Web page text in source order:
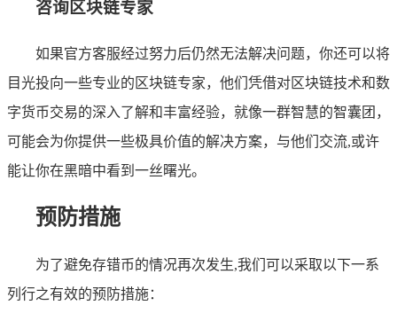
咨询区块链专家
如果官方客服经过努力后仍然无法解决问题，你还可以将
目光投向一些专业的区块链专家，他们凭借对区块链技术和数
字货币交易的深入了解和丰富经验，就像一群智慧的智囊团，
可能会为你提供一些极具价值的解决方案，与他们交流,或许
能让你在黑暗中看到一丝曙光。
预防措施
为了避免存错币的情况再次发生,我们可以采取以下一系
列行之有效的预防措施：